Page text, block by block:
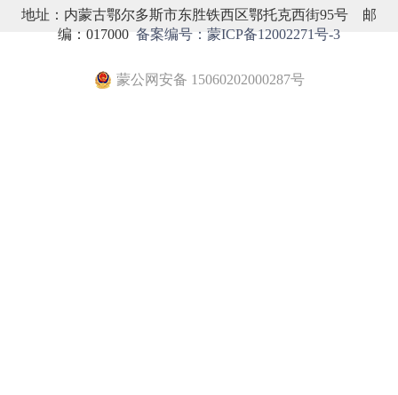
地址：内蒙古鄂尔多斯市东胜铁西区鄂托克西街95号 邮
编：017000 备案编号：蒙ICP备12002271号-3
蒙公网安备 15060202000287号